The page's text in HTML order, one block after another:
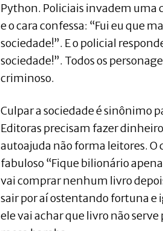
Python. Policiais invadem uma
e o cara confessa: “Fui eu que
sociedade!”. E o policial
sociedade!”. Todos os
criminoso.
Culpar a sociedade é sinônimo
Editoras precisam fazer
autoajuda não forma leitores. O
fabuloso “Fique bilionário
vai comprar nenhum livro
sair por aí ostentando fortuna e
ele vai achar que livro não